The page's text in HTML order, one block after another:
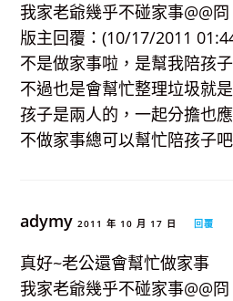
我家老爺幾乎不碰家事@@冏
版主回覆：(10/17/2011
不是做家事啦，是幫我陪孩
不過也是會幫忙整理垃圾就是
孩子是兩人的，一起分擔也應
不做家事總可以幫忙陪孩子
adymy2011 年 10 月 17 日 回覆
真好~老公還會幫忙做家事
我家老爺幾乎不碰家事@@冏